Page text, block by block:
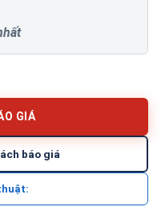
GIÁ
báo giá